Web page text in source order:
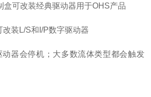
盒可改装经典驱动器用于OHS产品
改装L/S和I/P数字驱动器
动器会停机；大多数流体类型都会触发